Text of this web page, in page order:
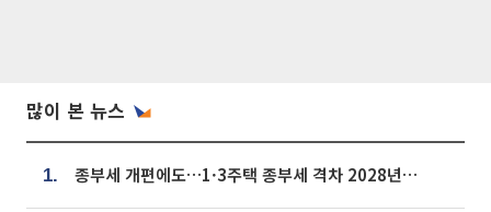
많이 본 뉴스
1. 종부세 개편에도…1·3주택 종부세 격차 2028년부터 확대